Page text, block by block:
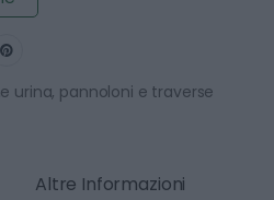
urina, pannoloni e traverse
Altre Informazioni